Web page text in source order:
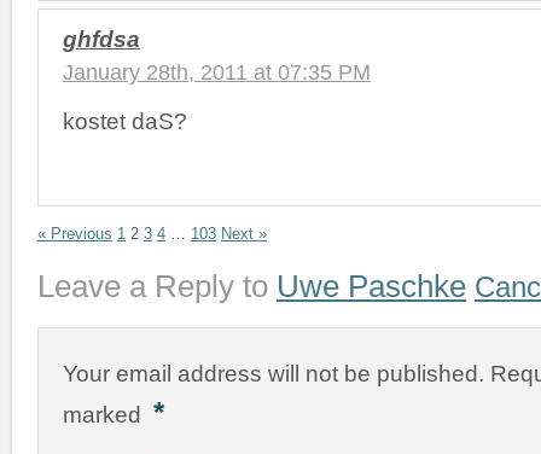
ghfdsa
January 28th, 2011 at 07:35 PM
kostet daS?
« Previous 1 2 3 4 … 103 Next »
Leave a Reply to Uwe Paschke
Your email address will not be published.
marked *